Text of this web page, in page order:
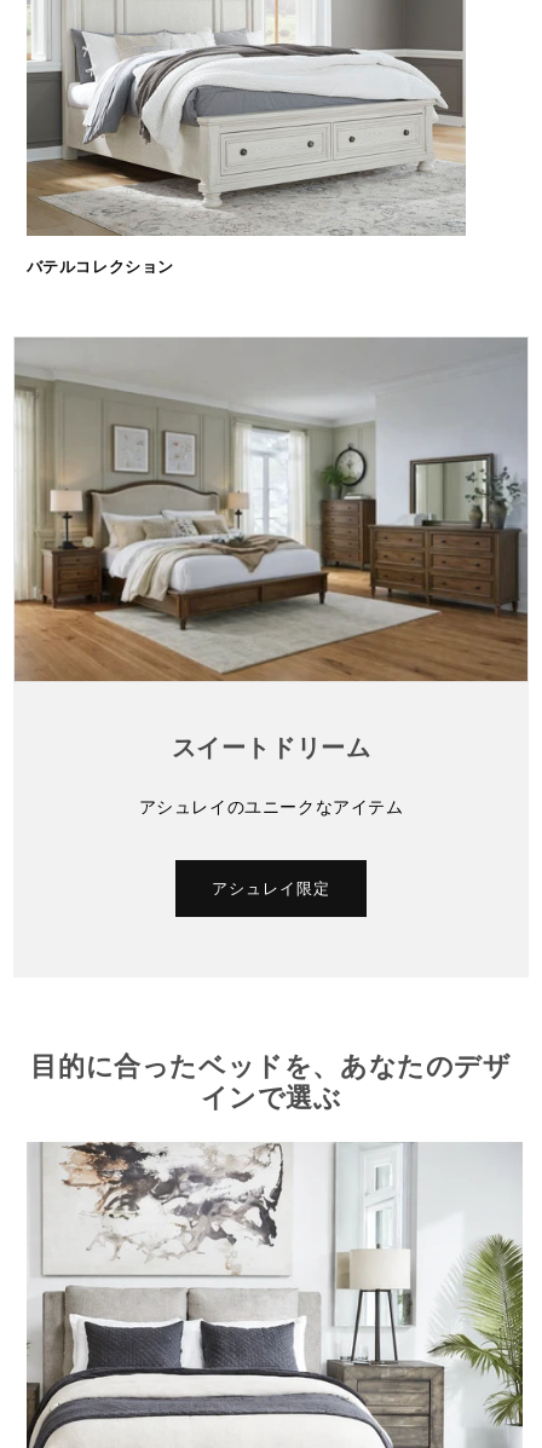
バテルコレクション
スイートドリーム
アシュレイのユニークなアイテム
アシュレイ限定
目的に合ったベッドを、あなたのデザ
インで選ぶ